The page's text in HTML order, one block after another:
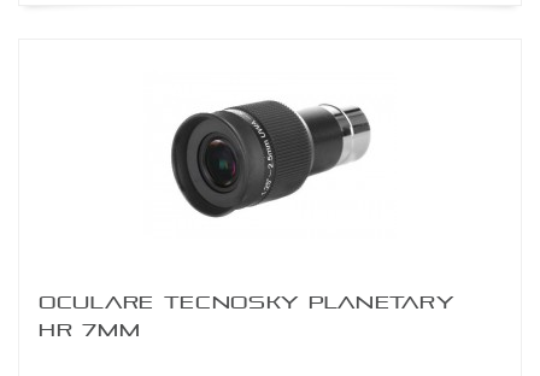
OCULARE TECNOSKY PLANETARY
HR 7MM